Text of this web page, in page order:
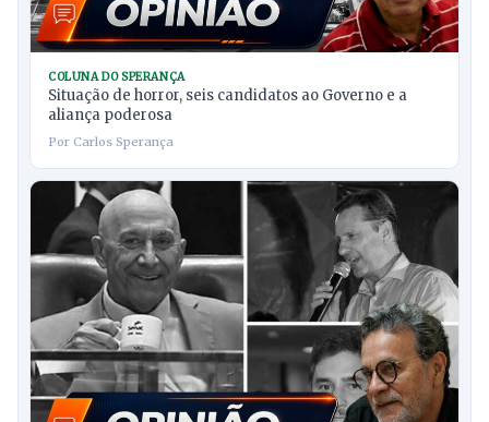
COLUNA DO SPERANÇA
Situação de horror, seis candidatos ao Governo e a
aliança poderosa
Por Carlos Sperança